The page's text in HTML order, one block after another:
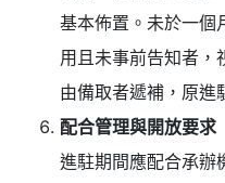
基本佈置。未於一個
用且未事前告知者，
由備取者遞補，原進
配合管理與開放要求
進駐期間應配合承辦